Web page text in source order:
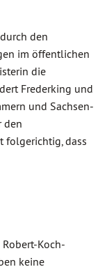
den
im öffentlichen
die
Frederking und
und Sachsen-
den
folgerichtig, dass
Koch-
keine